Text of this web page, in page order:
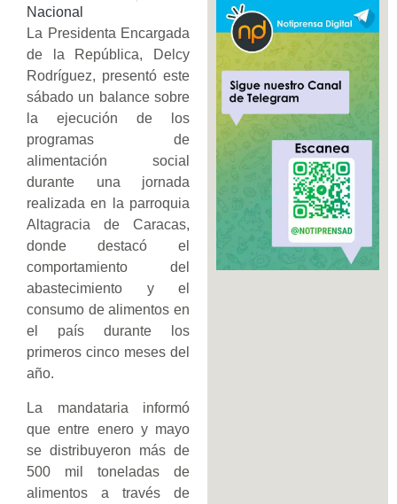
Nacional
La Presidenta Encargada
de la República, Delcy
Rodríguez, presentó este
sábado un balance sobre
la ejecución de los
programas de
alimentación social
durante una jornada
realizada en la parroquia
Altagracia de Caracas,
donde destacó el
comportamiento del
abastecimiento y el
consumo de alimentos en
el país durante los
primeros cinco meses del
año.
La mandataria informó
que entre enero y mayo
se distribuyeron más de
500 mil toneladas de
alimentos a través de